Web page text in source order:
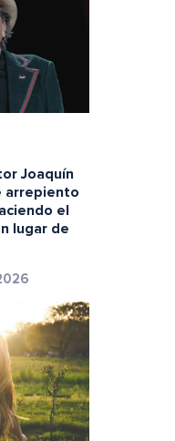
Joaquín
arrepiento
el
lugar de